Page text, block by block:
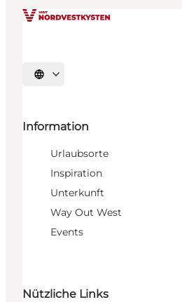
Sprache auswählen
Information
Urlaubsorte
Inspiration
Unterkunft
Way Out West
Events
Nützliche Links